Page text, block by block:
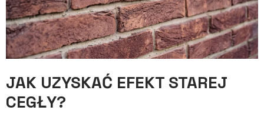
JAK UZYSKAĆ EFEKT STAREJ
CEGŁY?